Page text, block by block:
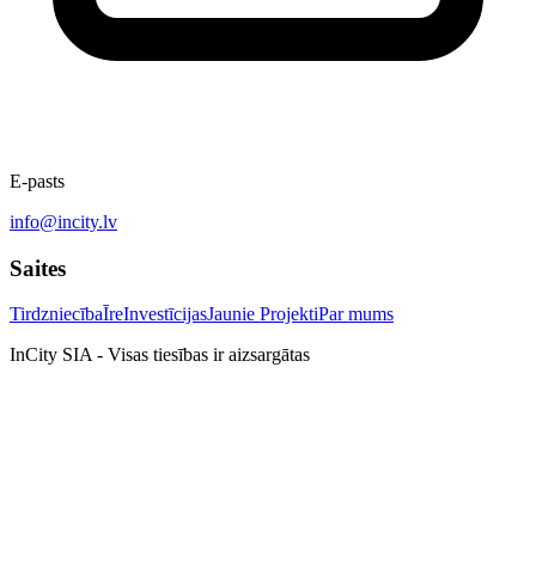
E-pasts
info@incity.lv
Saites
TirdzniecībaĪreInvestīcijasJaunie ProjektiPar mums
InCity SIA - Visas tiesības ir aizsargātas